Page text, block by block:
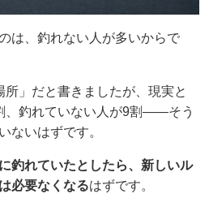
は、釣れない人が多いからで
」だと書きましたが、現実と
、釣れていない人が9割——そう
ないはずです。
釣れていたとしたら、新しいル
必要なくなるはずです。